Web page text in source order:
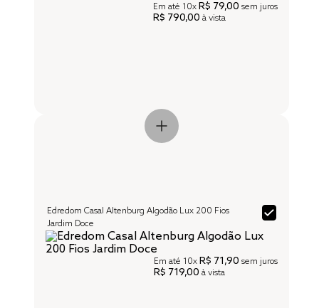
Em até 10x R$ 79,00 sem juros
R$ 790,00 à vista
Edredom Casal Altenburg Algodão Lux 200 Fios
Jardim Doce
Em até 10x R$ 71,90 sem juros
R$ 719,00 à vista